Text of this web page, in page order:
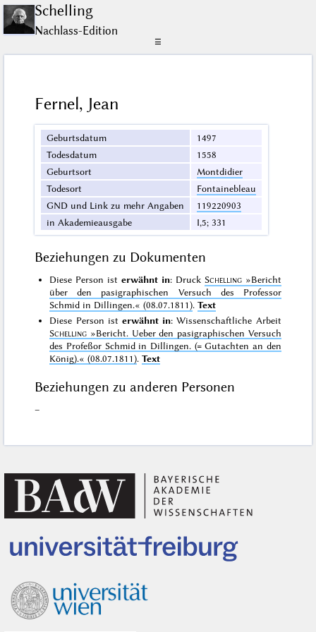
Schelling
Nachlass-Edition
☰
Fernel, Jean
Geburtsdatum
1497
Todesdatum
1558
Geburtsort
Montdidier
Todesort
Fontainebleau
GND und Link zu mehr Angaben
119220903
in Akademieausgabe
I,5; 331
Beziehungen zu Dokumenten
Diese Person isterwähnt in: Druck Schelling »Bericht
über den pasigraphischen Versuch des Professor
Schmid in Dillingen.« (08.07.1811).Text
Diese Person ist erwähnt in: Wissenschaftliche Arbeit
Schelling »Bericht. Ueber den pasigraphischen Versuch
des Profeßor Schmid in Dillingen. (= Gutachten an den
König).« (08.07.1811).Text
Beziehungen zu anderen Personen
–